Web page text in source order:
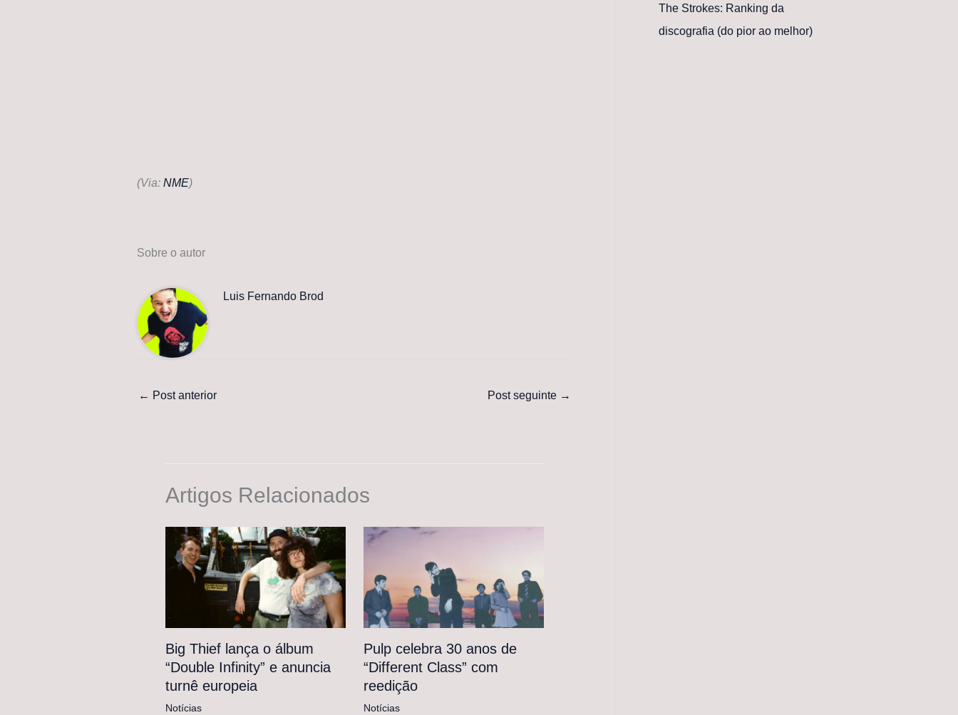
(Via: NME)
Sobre o autor
Luis Fernando Brod
← Post anterior Post seguinte →
Artigos Relacionados
Big Thief lança o álbum
“Double Infinity” e anuncia
turnê europeia
Notícias
Pulp celebra 30 anos de
“Different Class” com
reedição
Notícias
The Strokes: Ranking da
discografia (do pior ao melhor)